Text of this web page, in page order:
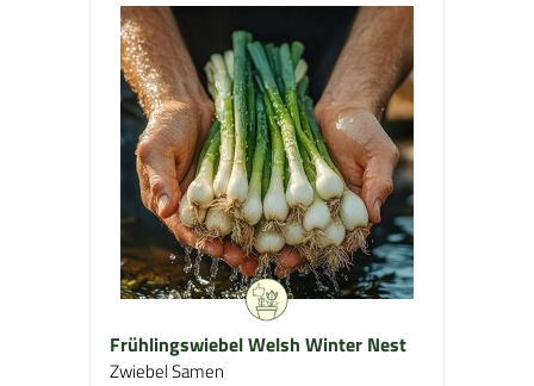
Frühlingswiebel Welsh Winter Nest
Zwiebel Samen